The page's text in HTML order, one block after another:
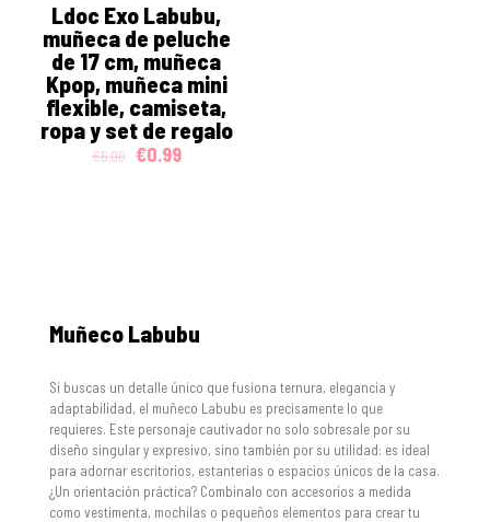
Ldoc Exo Labubu,
muñeca de peluche
de 17 cm, muñeca
Kpop, muñeca mini
flexible, camiseta,
ropa y set de regalo
€6.00 Original
€0.99Current
Muñeco Labubu
Si buscas un detalle único que fusiona ternura, elegancia y
adaptabilidad, el muñeco Labubu es precisamente lo que
requieres. Este personaje cautivador no solo sobresale por su
diseño singular y expresivo, sino también por su utilidad: es ideal
para adornar escritorios, estanterías o espacios únicos de la casa.
¿Un orientación práctica? Combinalo con accesorios a medida
como vestimenta, mochilas o pequeños elementos para crear tu